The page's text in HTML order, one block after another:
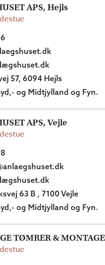
APS, Hejls
57, 6094 Hejls
og Midtjylland og Fyn.
APS, Vejle
63 B , 7100 Vejle
og Midtjylland og Fyn.
TØMRER & MONTAGE